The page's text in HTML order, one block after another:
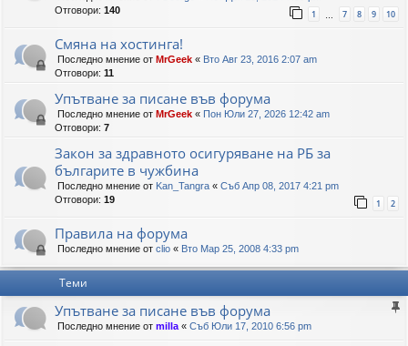
Отговори: 140 1 7 8 9 10
Смяна на хостинга!
Последно мнение от MrGeek « Вто Авг 23, 2016 2:07 am
Отговори: 11
Упътване за писане във форума
Последно мнение от MrGeek « Пон Юли 27, 2026 12:42 am
Отговори: 7
Закон за здравното осигуряване на РБ за
българите в чужбина
Последно мнение от Kan_Tangra « Съб Апр 08, 2017 4:21 pm
Отговори: 19 1 2
Правила на форума
Последно мнение от clio « Вто Мар 25, 2008 4:33 pm
Теми
Упътване за писане във форума
Последно мнение от milla « Съб Юли 17, 2010 6:56 pm